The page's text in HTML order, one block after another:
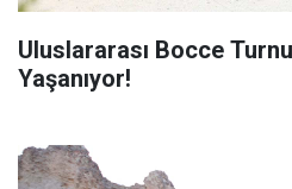
Uluslararası Bocce
Yaşanıyor!